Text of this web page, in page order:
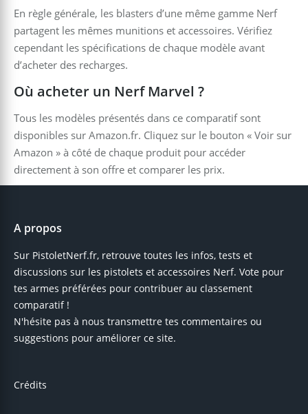
En règle générale, les blasters d’une même gamme Nerf
partagent les mêmes munitions et accessoires. Vérifiez
cependant les spécifications de chaque modèle avant
d’acheter des recharges.
Où acheter un Nerf Marvel ?
Tous les modèles présentés dans ce comparatif sont
disponibles sur Amazon.fr. Cliquez sur le bouton « Voir sur
Amazon » à côté de chaque produit pour accéder
directement à son offre et comparer les prix.
A propos
Sur PistoletNerf.fr, retrouve toutes les infos, tests et
discussions sur les pistolets et accessoires Nerf. Vote pour
tes armes préférées pour contribuer au classement
comparatif !
N'hésite pas à nous transmettre tes commentaires ou
suggestions pour améliorer ce site.
Crédits